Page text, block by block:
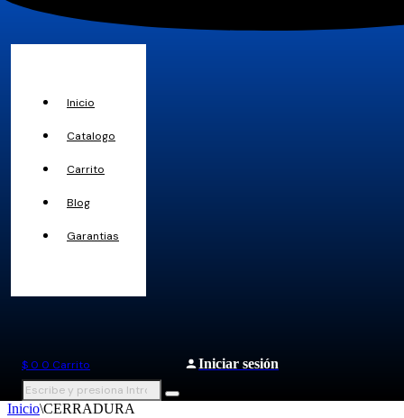
Inicio
Catalogo
Carrito
Blog
Garantias
$ 0 0 Carrito Iniciar sesión
Inicio\CERRADURA